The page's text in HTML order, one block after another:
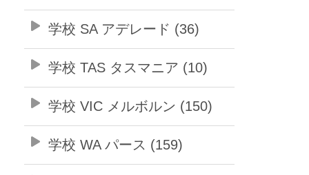
学校 SA アデレード (36)
学校 TAS タスマニア (10)
学校 VIC メルボルン (150)
学校 WA パース (159)